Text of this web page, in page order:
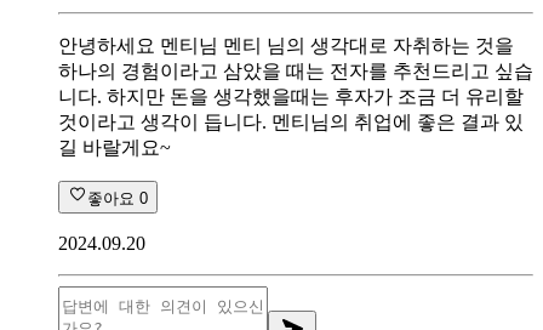
안녕하세요 멘티님 멘티 님의 생각대로 자취하는 것을
하나의 경험이라고 삼았을 때는 전자를 추천드리고 싶습
니다. 하지만 돈을 생각했을때는 후자가 조금 더 유리할
것이라고 생각이 듭니다. 멘티님의 취업에 좋은 결과 있
길 바랄게요~
좋아요 0
2024.09.20